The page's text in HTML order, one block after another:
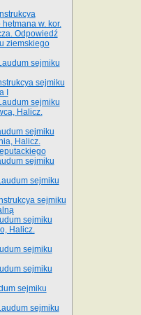
w. kor.
Odpowiedź
ziemskiego
sejmiku
sejmiku
I
sejmiku
Halicz.
sejmiku
Halicz.
sejmiku
sejmiku
sejmiku
sejmiku
Halicz.
sejmiku
sejmiku
sejmiku
sejmiku